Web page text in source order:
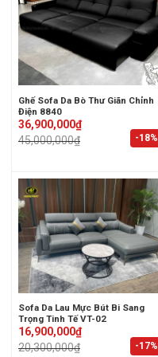
-18%
Ghế Sofa Da Bò Thư Giãn Chỉnh
Điện 8840
45,000,000₫
Original
price
was:
36,900,000₫
Current
price
is:
-17%
Sofa Da Lau Mực Bút Bi Sang
Trọng Tinh Tế VT-02
20,300,000₫
Original
price
was:
16,900,000₫
Current
price
is: